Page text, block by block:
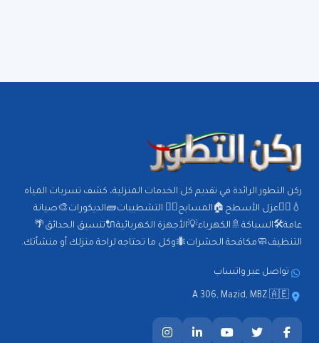
ركن التطور الرائدة في تقديم كل الخدمات المنزلية، كشف تسربات المياه
💧🕵️‍♂️عزل الأسطح🏠المسابح🏊‍♂️ التشطيبات🧱الديكورات🎨صيانة
عامة🛠️السباكة🚿الكهرباء💡الأجهزة الكهربائية🔌تنسيق الحدائق🌴
التنظيف🧼مكافحة الحشرات🐜وكل ما تحتاجه لراحة منزلك أو منشأتك.
تواصل عبر واتساب
A 306, Mazid, MBZ 🇦🇪